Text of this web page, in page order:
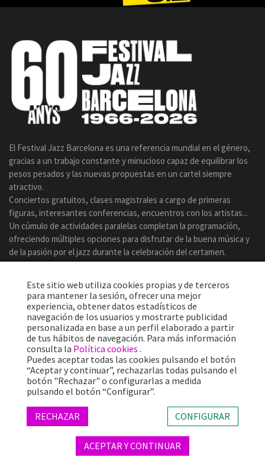
El Festival Jazz Barcelona es una referencia mundial en el género,
gracias a un trabajo constante y minucioso capaz de equilibrar los
pesos pesados y las nuevas propuestas en un cartel siempre
atractivo.
Conciertos gratuitos, clases magistrales a cargo de primeras
figuras, interesantes conferencias, encuentros con los artistas...
Un cúmulo de actividades paralelas completan la programación,
ofreciendo múltiples opciones para disfrutar de la buena música y
de la pasión por el jazz durante la celebración del certamen.
Más de 25 años ofreciendo la mejor música en directo desde
Barcelona.
Conciertos, festivales y eventos de gran convocatoria.
© 2026 TheProject Music Company, S.L. |Aviso legal|
Este sitio web utiliza cookies propias y de terceros
para mantener la sesión, ofrecer una mejor
experiencia, obtener datos estadísticos de
navegación de los usuarios y mostrarte publicidad
personalizada en base a un perfil elaborado a partir
de tus hábitos de navegación. Para más información
consulta la Política cookies .
Puedes aceptar todas las cookies pulsando el botón
“Aceptar y continuar”, rechazarlas todas pulsando el
botón "Rechazar" o configurarlas a medida
pulsando el botón “Configurar”.
RECHAZAR CONFIGURAR
ACEPTAR Y CONTINUAR